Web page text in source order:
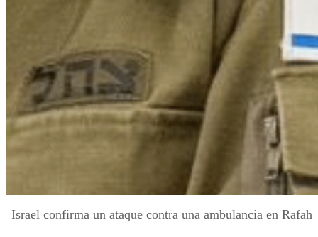
Israel confirma un ataque contra una ambulancia en Rafah